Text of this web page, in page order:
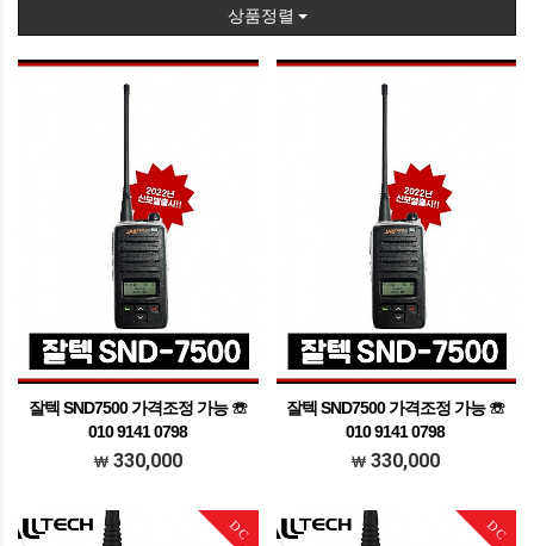
상품정렬
잘텍 SND7500 가격조정 가능 ☏
010 9141 0798
가격조정가능 문의주세요
330,000
잘텍 SND7500 가격조정 가능 ☏
010 9141 0798
가격조정가능 문의주세요
330,000
DC DC